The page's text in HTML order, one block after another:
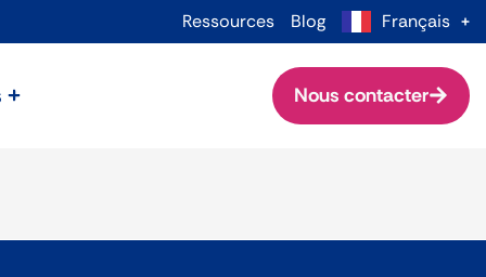
Ressources Blog Français
Nous contacter